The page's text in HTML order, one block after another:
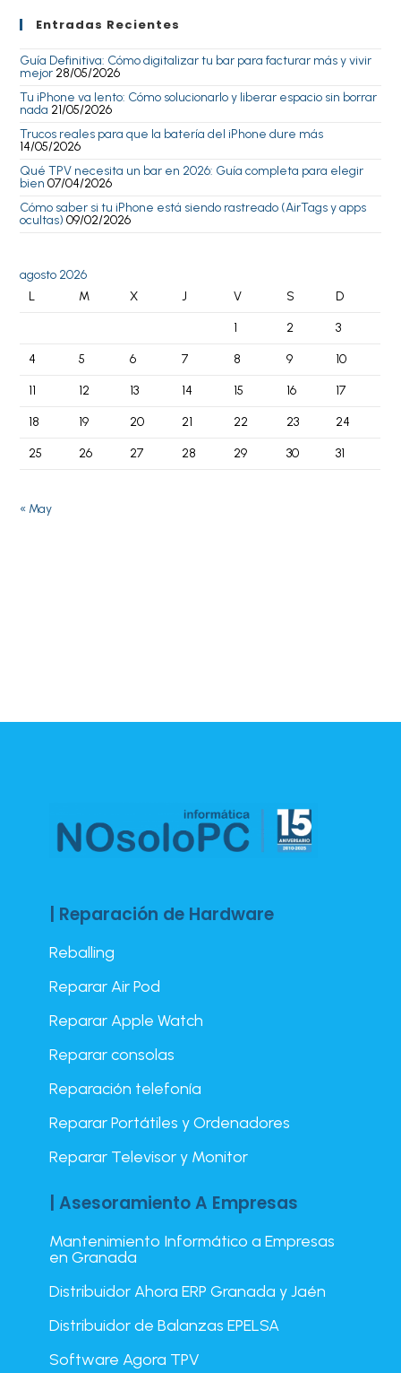
Entradas Recientes
Guía Definitiva: Cómo digitalizar tu bar para facturar más y vivir
mejor 28/05/2026
Tu iPhone va lento: Cómo solucionarlo y liberar espacio sin borrar
nada 21/05/2026
Trucos reales para que la batería del iPhone dure más
14/05/2026
Qué TPV necesita un bar en 2026: Guía completa para elegir
bien 07/04/2026
Cómo saber si tu iPhone está siendo rastreado (AirTags y apps
ocultas) 09/02/2026
agosto 2026
L
M X J V S D
1 2 3
4 5 6 7 8 9 10
11 12 13 14 15 16 17
18 19 20 21 22 23 24
25 26 27 28 29 30 31
« May
| Reparación de Hardware
Reballing
Reparar Air Pod
Reparar Apple Watch
Reparar consolas
Reparación telefonía
Reparar Portátiles y Ordenadores
Reparar Televisor y Monitor
| Asesoramiento A Empresas
Mantenimiento Informático a Empresas
en Granada
Distribuidor Ahora ERP Granada y Jaén
Distribuidor de Balanzas EPELSA
Software Agora TPV